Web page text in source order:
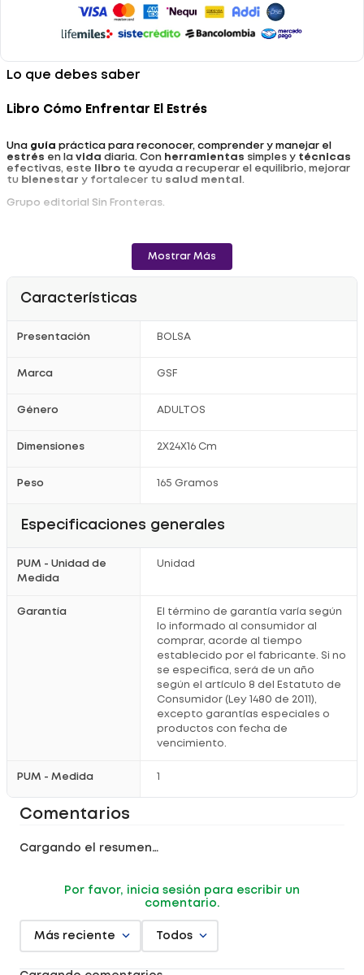
Lo que debes saber
Libro Cómo Enfrentar El Estrés
Una guía práctica para reconocer, comprender y manejar el
estrés en la vida diaria. Con herramientas simples y técnicas
efectivas, este
libro te ayuda a recuperar el equilibrio, mejorar
tu bienestar y fortalecer tu salud mental .
Grupo editorial Sin Fronteras.
Mostrar Más
Características
Presentación BOLSA
Marca GSF
Género ADULTOS
Dimensiones 2X24X16 Cm
Peso 165 Gramos
Especificaciones generales
PUM - Unidad de
Medida
Unidad
Garantía
El término de garantía varía según
lo informado al consumidor al
comprar, acorde al tiempo
establecido por el fabricante. Si no
se especifica, será de un año
según el artículo 8 del Estatuto de
Consumidor (Ley 1480 de 2011),
excepto garantías especiales o
productos con fecha de
vencimiento.
PUM - Medida
Comentarios
Cargando el resumen…
Por favor, inicia sesión para escribir un
comentario.
Más reciente Todos